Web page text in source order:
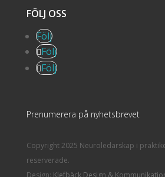
FÖLJ OSS
Följ
Följ
Följ
Prenumerera på nyhetsbrevet
Copyright 2025 Neuroledarskap i
reserverade.